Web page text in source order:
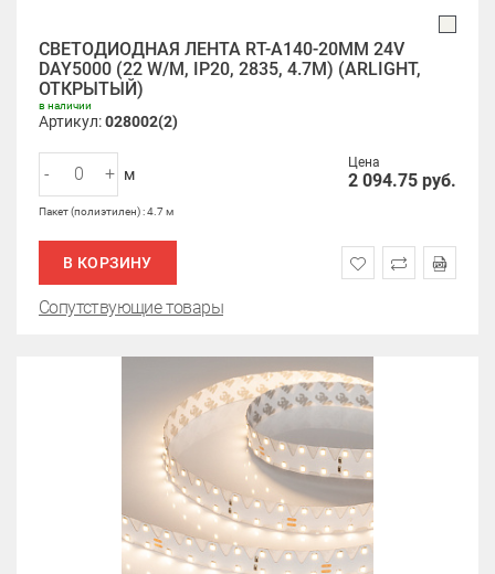
СВЕТОДИОДНАЯ ЛЕНТА RT-A140-20MM 24V
DAY5000 (22 W/M, IP20, 2835, 4.7M) (ARLIGHT,
ОТКРЫТЫЙ)
в наличии
Артикул:028002(2)
Цена
2 094.75 руб.
- + м
Пакет (полиэтилен) : 4.7 м
В КОРЗИНУ
Сопутствующие товары